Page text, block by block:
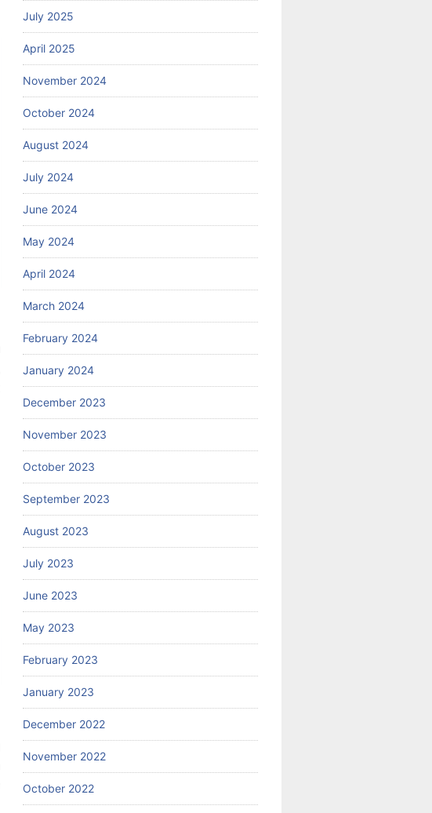
July 2025
April 2025
November 2024
October 2024
August 2024
July 2024
June 2024
May 2024
April 2024
March 2024
February 2024
January 2024
December 2023
November 2023
October 2023
September 2023
August 2023
July 2023
June 2023
May 2023
February 2023
January 2023
December 2022
November 2022
October 2022